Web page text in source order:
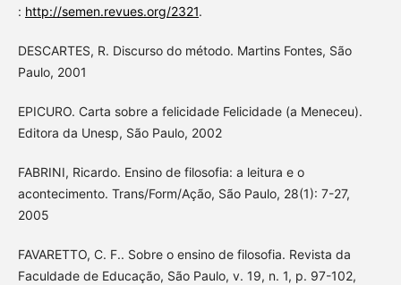
: http://semen.revues.org/2321.
DESCARTES, R. Discurso do método. Martins Fontes, São
Paulo, 2001
EPICURO. Carta sobre a felicidade Felicidade (a Meneceu).
Editora da Unesp, São Paulo, 2002
FABRINI, Ricardo. Ensino de filosofia: a leitura e o
acontecimento. Trans/Form/Ação, São Paulo, 28(1): 7-27,
2005
FAVARETTO, C. F.. Sobre o ensino de filosofia. Revista da
Faculdade de Educação, São Paulo, v. 19, n. 1, p. 97-102,